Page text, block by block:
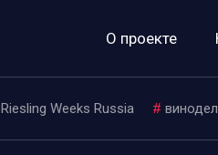
О проекте
Riesling Weeks Russia #